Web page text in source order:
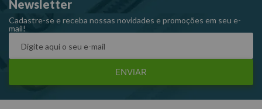
Newsletter
Cadastre-se e receba nossas novidades e promoções em seu e-
mail!
ENVIAR